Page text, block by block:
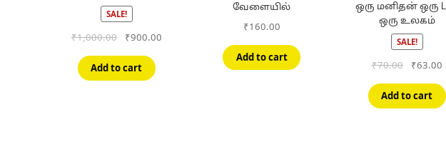
SALE!
₹1,000.00
Original
was:
₹1,000.00.
₹900.00Current
Add to cart
வேளையில்
₹160.00
Add to cart
ஒரு மனிதன் ஒரு
ஒரு உலகம்
SALE!
₹70.00
Original
was:
₹70.00.
₹63.00
is:
Add to cart